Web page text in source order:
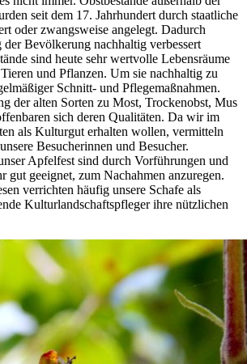
seit dem 17. Jahrhundert durch staatliche
oder zwangsweise angelegt. Dadurch
Bevölkerung nachhaltig verbessert
sind heute sehr wertvolle Lebensräume
und Pflanzen. Um sie nachhaltig zu
Schnitt- und Pflegemaßnahmen.
der alten Sorten zu Most, Trockenobst, Mus
sich deren Qualitäten. Da wir im
als Kulturgut erhalten wollen, vermitteln
Besucherinnen und Besucher.
Apfelfest sind durch Vorführungen und
gut geeignet, zum Nachahmen anzuregen.
verrichten häufig unsere Schafe als
Kulturlandschaftspfleger ihre nützlichen